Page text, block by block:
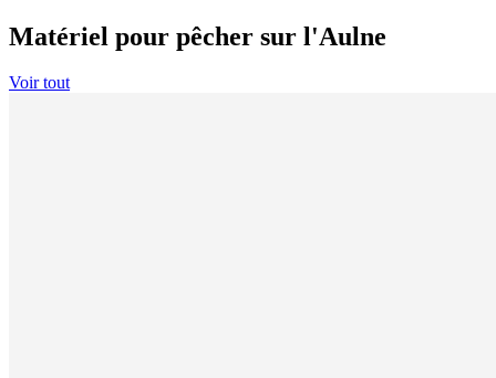
Matériel pour pêcher sur l'Aulne
Voir tout